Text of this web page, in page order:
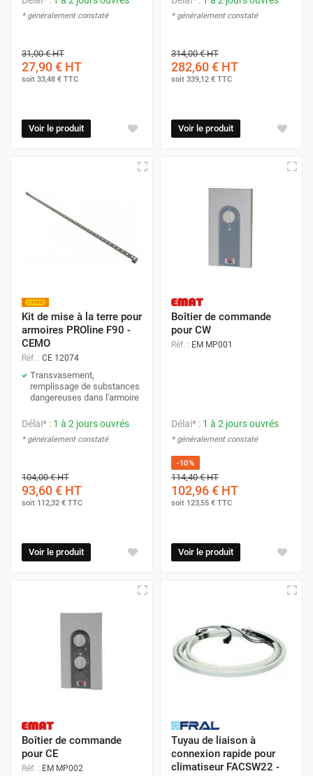
* généralement constaté
31,00 €HT
27,90 € HT
soit 33,48 € TTC
Voir le produit
* généralement constaté
314,00 €HT
282,60 € HT
soit 339,12 € TTC
Voir le produit
Kit de mise à la terre pour
armoires PROline F90 -
CEMO
Réf. : CE 12074
Transvasement,
remplissage de substances
dangereuses dans l'armoire
Délai* : 1 à 2 jours ouvrés
* généralement constaté
104,00 €HT
93,60 € HT
soit 112,32 € TTC
Voir le produit
Boîtier de commande
pour CW
Réf. : EM MP001
Délai* : 1 à 2 jours ouvrés
* généralement constaté
-10%
114,40 €HT
102,96 € HT
soit 123,55 € TTC
Voir le produit
Boîtier de commande
pour CE
Réf. : EM MP002
Tuyau de liaison à
connexion rapide pour
climatiseur FACSW22 -